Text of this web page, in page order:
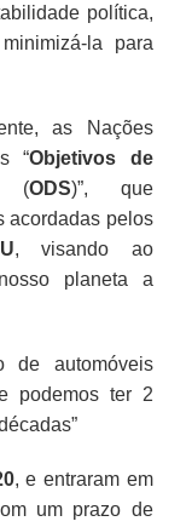
política,
la para
as Nações
“Objetivos de
(ODS)”, que
acordadas pelos
, visando ao
planeta a
de automóveis
podemos ter 2
, e entraram em
um prazo de